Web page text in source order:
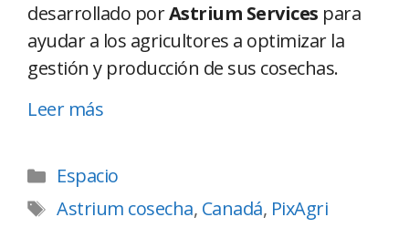
desarrollado porAstrium Services para
ayudar a los agricultores a optimizar la
gestión y producción de sus cosechas.
Leer más
Espacio
Astrium cosecha, Canadá, PixAgri